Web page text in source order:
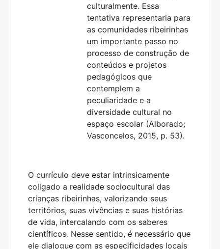
culturalmente. Essa
tentativa representaria para
as comunidades ribeirinhas
um importante passo no
processo de construção de
conteúdos e projetos
pedagógicos que
contemplem a
peculiaridade e a
diversidade cultural no
espaço escolar (Alborado;
Vasconcelos, 2015, p. 53).
O currículo deve estar intrinsicamente
coligado a realidade sociocultural das
crianças ribeirinhas, valorizando seus
territórios, suas vivências e suas histórias
de vida, intercalando com os saberes
científicos. Nesse sentido, é necessário que
ele dialogue com as especificidades locais